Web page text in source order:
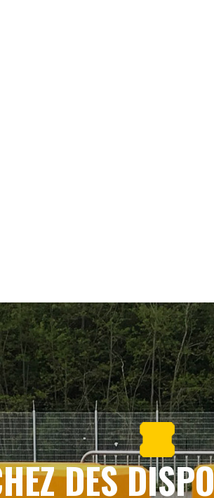
DES